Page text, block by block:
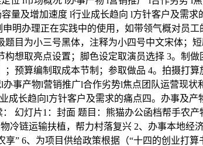
量及增加速度 l行业成长趋向 l方针客户及需
明办理正在实践中的使用，如带领气概对员
目为小三号黑体，注释为小四号中文宋体；
想取亮点设置；脚色设定取演员选择 3。制
预算编制取成本节制；参取做品 4。拍摄打
事产物l营销推广l合作劣势l焦点团队运营现
成长趋向l方针客户及需求的痛点四。办事及
幻灯片1：封面 题目：熊猫办公函档帮手农
冷链运输扶植，帮力村落复兴 2、办事本地
” 6、为项目供给政策根据（“十四的创业打